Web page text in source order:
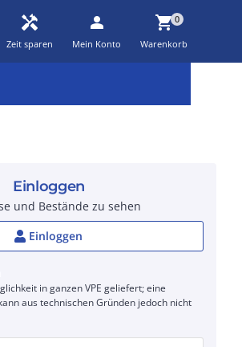
handyman
Zeit sparen
person
Mein Konto
shopping_cart0
Warenkorb
Einloggen
und Bestände zu sehen
Einloggen
in ganzen VPE geliefert; eine
aus technischen Gründen jedoch nicht